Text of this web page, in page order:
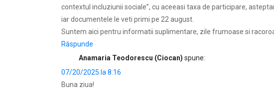
contextul incluziunii sociale”, cu aceeasi taxa de participare,
iar documentele le veti primi pe 22 august.
Suntem aici pentru informatii suplimentare, zile frumoase si
Răspunde
Anamaria Teodorescu (Ciocan) spune:
07/20/2025 la 8:16
Buna ziua!